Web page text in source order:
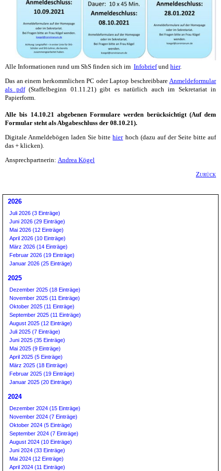
Alle Informationen rund um ShS finden sich im Infobriefund hier.
Das an einem herkommlichen PC oder Laptop beschreibbare Anmeldeformular
als pdf(Staffelbeginn 01.11.21) gibt es natürlich auch im Sekretariat in
Papierform.
Alle bis 14.10.21 abgebenen Formulare werden berücksichtigt (Auf dem
Formular steht als Abgabeschluss der 08.10.21).
Digitale Anmeldebögen laden Sie bittehierhoch (dazu auf der Seite bitte auf
das + klicken).
Ansprechpartnerin: Andrea Kögel
Zurück
2026
Juli 2026 (3 Einträge)
Juni 2026 (29 Einträge)
Mai 2026 (12 Einträge)
April 2026 (10 Einträge)
März 2026 (14 Einträge)
Februar 2026 (19 Einträge)
Januar 2026 (25 Einträge)
2025
Dezember 2025 (18 Einträge)
November 2025 (11 Einträge)
Oktober 2025 (11 Einträge)
September 2025 (11 Einträge)
August 2025 (12 Einträge)
Juli 2025 (7 Einträge)
Juni 2025 (35 Einträge)
Mai 2025 (9 Einträge)
April 2025 (5 Einträge)
März 2025 (18 Einträge)
Februar 2025 (19 Einträge)
Januar 2025 (20 Einträge)
2024
Dezember 2024 (15 Einträge)
November 2024 (7 Einträge)
Oktober 2024 (5 Einträge)
September 2024 (7 Einträge)
August 2024 (10 Einträge)
Juni 2024 (33 Einträge)
Mai 2024 (12 Einträge)
April 2024 (11 Einträge)